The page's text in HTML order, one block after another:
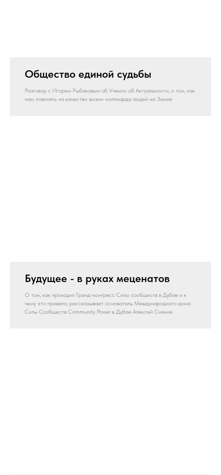
Общество единой судьбы
Разговор с Игорем Рыбаковым об Учении об Актуальности, о том, как
нам повлиять на качество жизни миллиарда людей на Земле
Будущее - в руках меценатов
О том, как проходил Гранд-конгресс Силы сообществ в Дубае и к
чему это привело, рассказывает основатель Международного дома
Силы Сообществ Community Power в Дубае Алексей Сияние